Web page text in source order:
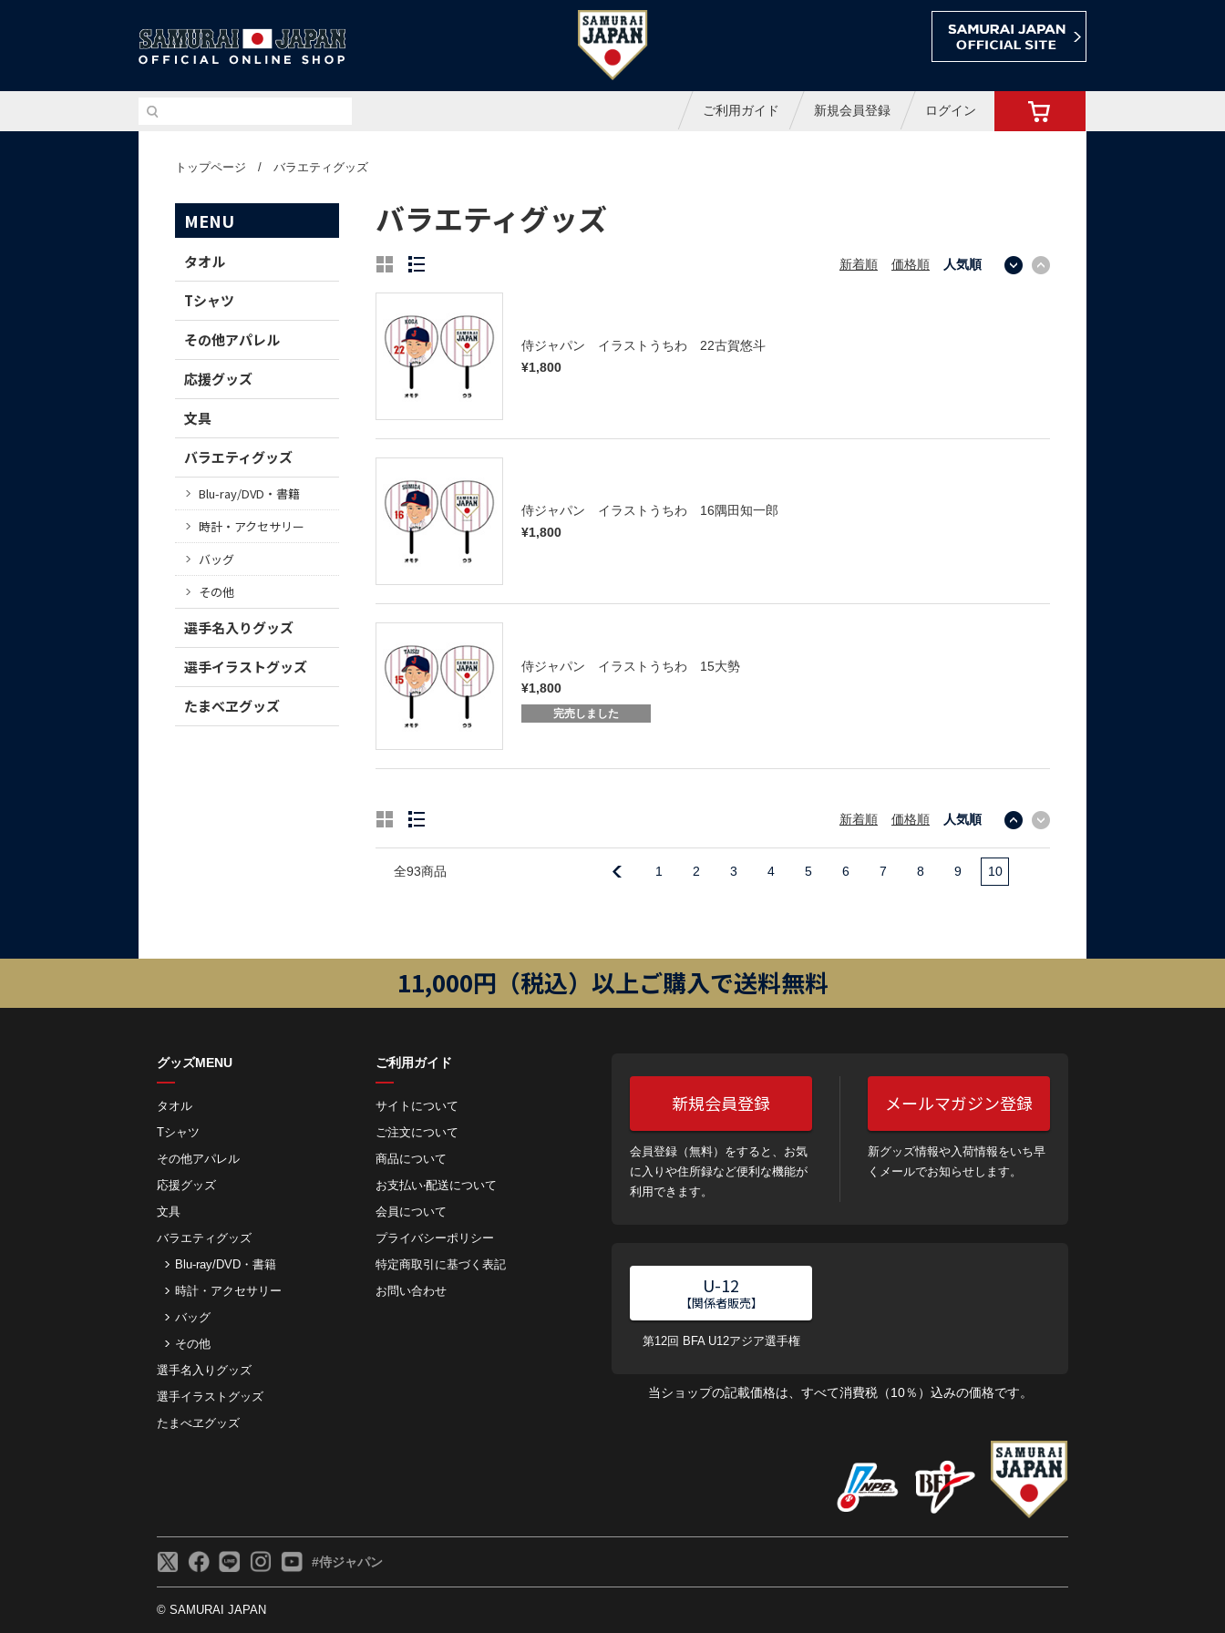
侍ジャパンオフィシャルオンラインショップ
ご利用ガイド 新規会員登録 ログイン
トップページ / バラエティグッズ
MENU
タオル
Tシャツ
その他アパレル
応援グッズ
文具
バラエティグッズ
Blu-ray/DVD・書籍
時計・アクセサリー
バッグ
その他
選手名入りグッズ
選手イラストグッズ
たまべヱグッズ
バラエティグッズ
新着順 価格順 人気順
侍ジャパン イラストうちわ 22古賀悠斗
¥1,800
侍ジャパン イラストうちわ 16隅田知一郎
¥1,800
侍ジャパン イラストうちわ 15大勢
¥1,800
完売しました
新着順 価格順 人気順
全93商品 1 2 3 4 5 6 7 8 9 10
11,000円（税込）以上ご購入で送料無料
グッズMENU
タオル
Tシャツ
その他アパレル
応援グッズ
文具
バラエティグッズ
Blu-ray/DVD・書籍
時計・アクセサリー
バッグ
その他
選手名入りグッズ
選手イラストグッズ
たまべヱグッズ
ご利用ガイド
サイトについて
ご注⽂について
商品について
お⽀払い‧配送について
会員について
プライバシーポリシー
特定商取引に基づく表記
お問い合わせ
新規会員登録
会員登録（無料）をすると、お気
に入りや住所録など便利な機能が
利用できます。
メールマガジン登録
新グッズ情報や入荷情報をいち早
くメールでお知らせします。
U-12
【関係者販売】
第12回 BFA U12アジア選手権
当ショップの記載価格は、すべて消費税（10％）込みの価格です。
#侍ジャパン
© SAMURAI JAPAN